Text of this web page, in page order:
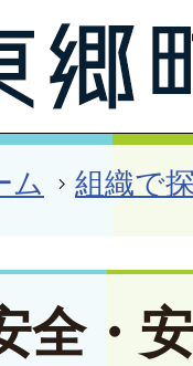
ム 組織で
全・